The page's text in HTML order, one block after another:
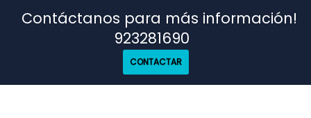
Contáctanos para más información!
923281690
CONTACTAR